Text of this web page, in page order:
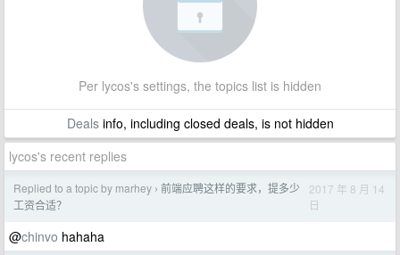
Per lycos's settings, the topics list is hidden
Dealsinfo, including closed deals, is not hidden
lycos's recent replies
Replied to a topic by marhey › 前端应聘这样的要求，提多少
工资合适？
2017 年 8 月 14
日
@chinvo hahaha